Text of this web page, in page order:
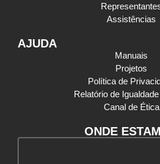
Assistências
AJUDA
Manuais
Projetos
Política de
Relatório de
Canal de Ética
ONDE